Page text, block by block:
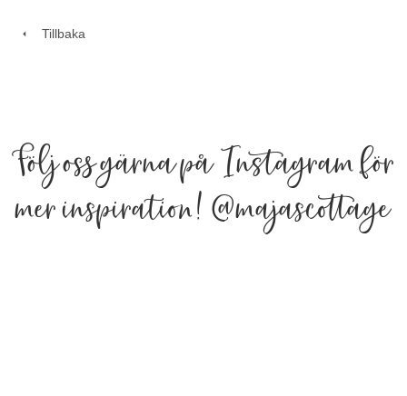
Tillbaka
Följ oss gärna på Instagram för
mer inspiration!@majascottage